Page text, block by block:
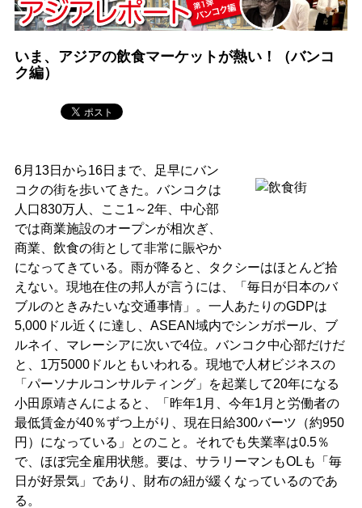
いま、アジアの飲食マーケットが熱い！（バンコ
ク編）
6月13日から16日まで、足早にバン
コクの街を歩いてきた。バンコクは
人口830万人、ここ1～2年、中心部
では商業施設のオープンが相次ぎ、
商業、飲食の街として非常に賑やか
になってきている。雨が降ると、タクシーはほとんど拾
えない。現地在住の邦人が言うには、「毎日が日本のバ
ブルのときみたいな交通事情」。一人あたりのGDPは
5,000ドル近くに達し、ASEAN域内でシンガポール、ブ
ルネイ、マレーシアに次いで4位。バンコク中心部だけだ
と、1万5000ドルともいわれる。現地で人材ビジネスの
「パーソナルコンサルティング」を起業して20年になる
小田原靖さんによると、「昨年1月、今年1月と労働者の
最低賃金が40％ずつ上がり、現在日給300バーツ（約950
円）になっている」とのこと。それでも失業率は0.5％
で、ほぼ完全雇用状態。要は、サラリーマンもOLも「毎
日が好景気」であり、財布の紐が緩くなっているのであ
る。